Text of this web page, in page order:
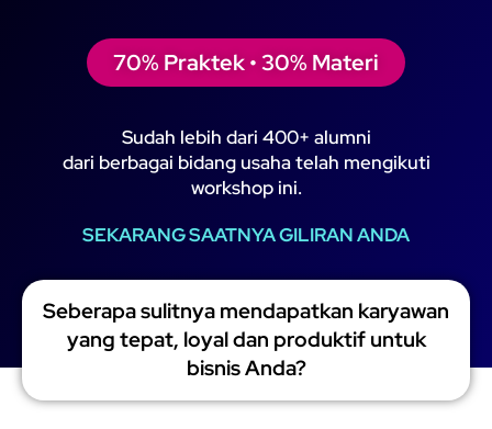
70% Praktek • 30% Materi
Sudah lebih dari 400+ alumni
dari berbagai bidang usaha telah mengikuti
workshop ini.
SEKARANG SAATNYA GILIRAN ANDA
Seberapa sulitnya mendapatkan karyawan
yang tepat, loyal dan produktif untuk
bisnis Anda?